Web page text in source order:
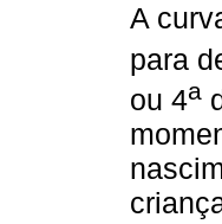
A
para
ou 4a